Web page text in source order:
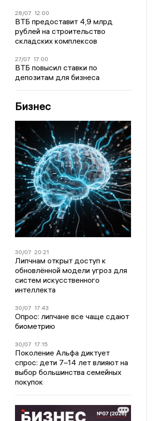
28/07 12:00
ВТБ предоставит 4,9 млрд
рублей на строительство
складских комплексов
27/07 17:00
ВТБ повысил ставки по
депозитам для бизнеса
Бизнес
30/07 20:21
Липчнам открыт доступ к
обновлённой модели угроз для
систем искусственного
интеллекта
30/07 17:43
Опрос: липчане все чаще сдают
биометрию
30/07 17:15
Поколение Альфа диктует
спрос: дети 7–14 лет влияют на
выбор большинства семейных
покупок